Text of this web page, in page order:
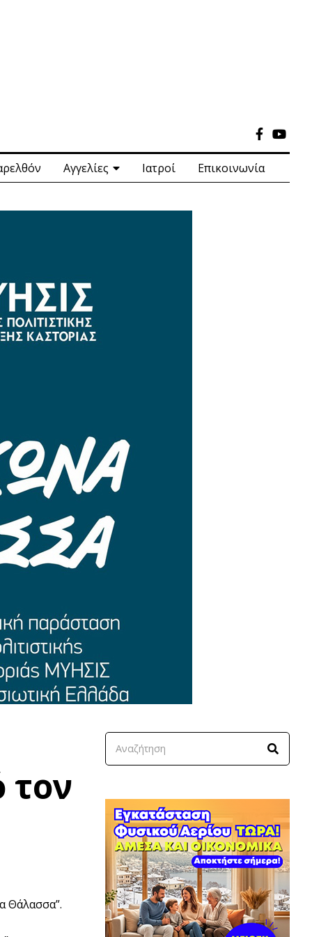
Αγγελίες Ιατροί Επικοινωνία
τον
Θάλασσα”.